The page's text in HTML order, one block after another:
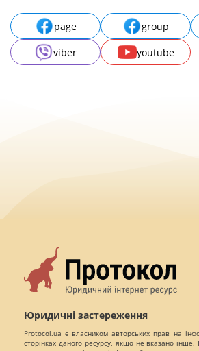
page group
viber
youtube
Юридичні застереження
Protocol.ua є власником авторських прав на
сторінках даного ресурсу, якщо не вказано інше.